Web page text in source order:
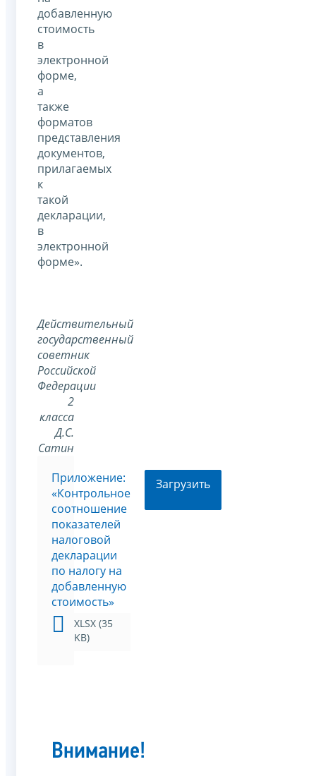
добавленную
стоимость
в
электронной
форме,
а
также
форматов
представления
документов,
прилагаемых
к
такой
декларации,
в
электронной
форме».
Действительный
государственный
советник
Российской
Федерации
2
класса
Д.С.
Сатин
Приложение:
«Контрольное
соотношение
показателей
налоговой
декларации
по налогу на
добавленную
стоимость»
XLSX (35
KB)
Загрузить
Внимание!